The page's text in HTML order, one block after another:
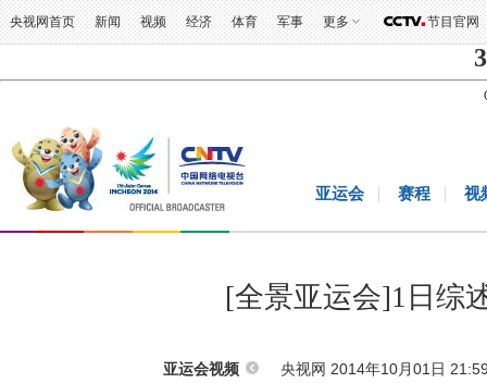
央视网首页 新闻 视频 经济 体育 军事 更多 节目官网
亚运会 赛程 视
[全景亚运会]1日综
亚运会视频 央视网 2014年10月01日